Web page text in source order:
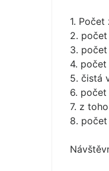
1.
2.
3.
4.
5. čistá
6.
7. z
8.